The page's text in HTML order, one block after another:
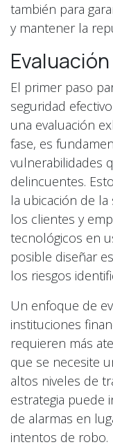
también para
y mantener la
El primer paso
seguridad
una evaluación
fase, es
vulnerabilidades
delincuentes.
la ubicación de
los clientes y
tecnológicos en
posible diseñar
los riesgos
Un enfoque de
instituciones
requieren más
que se necesite
altos niveles de
estrategia puede
de alarmas en
intentos de robo.